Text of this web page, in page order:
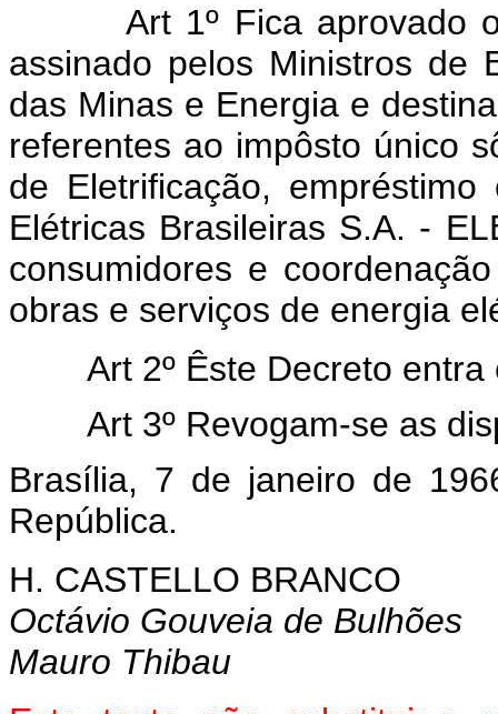
Art 1º Fica aprovado
assinado pelos Ministros de
das Minas e Energia e
referentes ao impôsto único
de Eletrificação,
Elétricas Brasileiras S.A. -
consumidores e
obras e serviços de energia
Art 2º Êste Decreto
Art 3º Revogam-se as
Brasília, 7 de janeiro de
República.
H. CASTELLO BRANCO
Octávio Gouveia de Bulhões
Mauro Thibau